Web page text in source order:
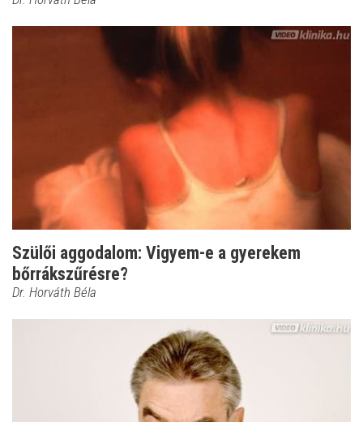
Szülői aggodalom: Vigyem-e a gyerekem
bőrrákszűrésre?
Dr. Horváth Béla